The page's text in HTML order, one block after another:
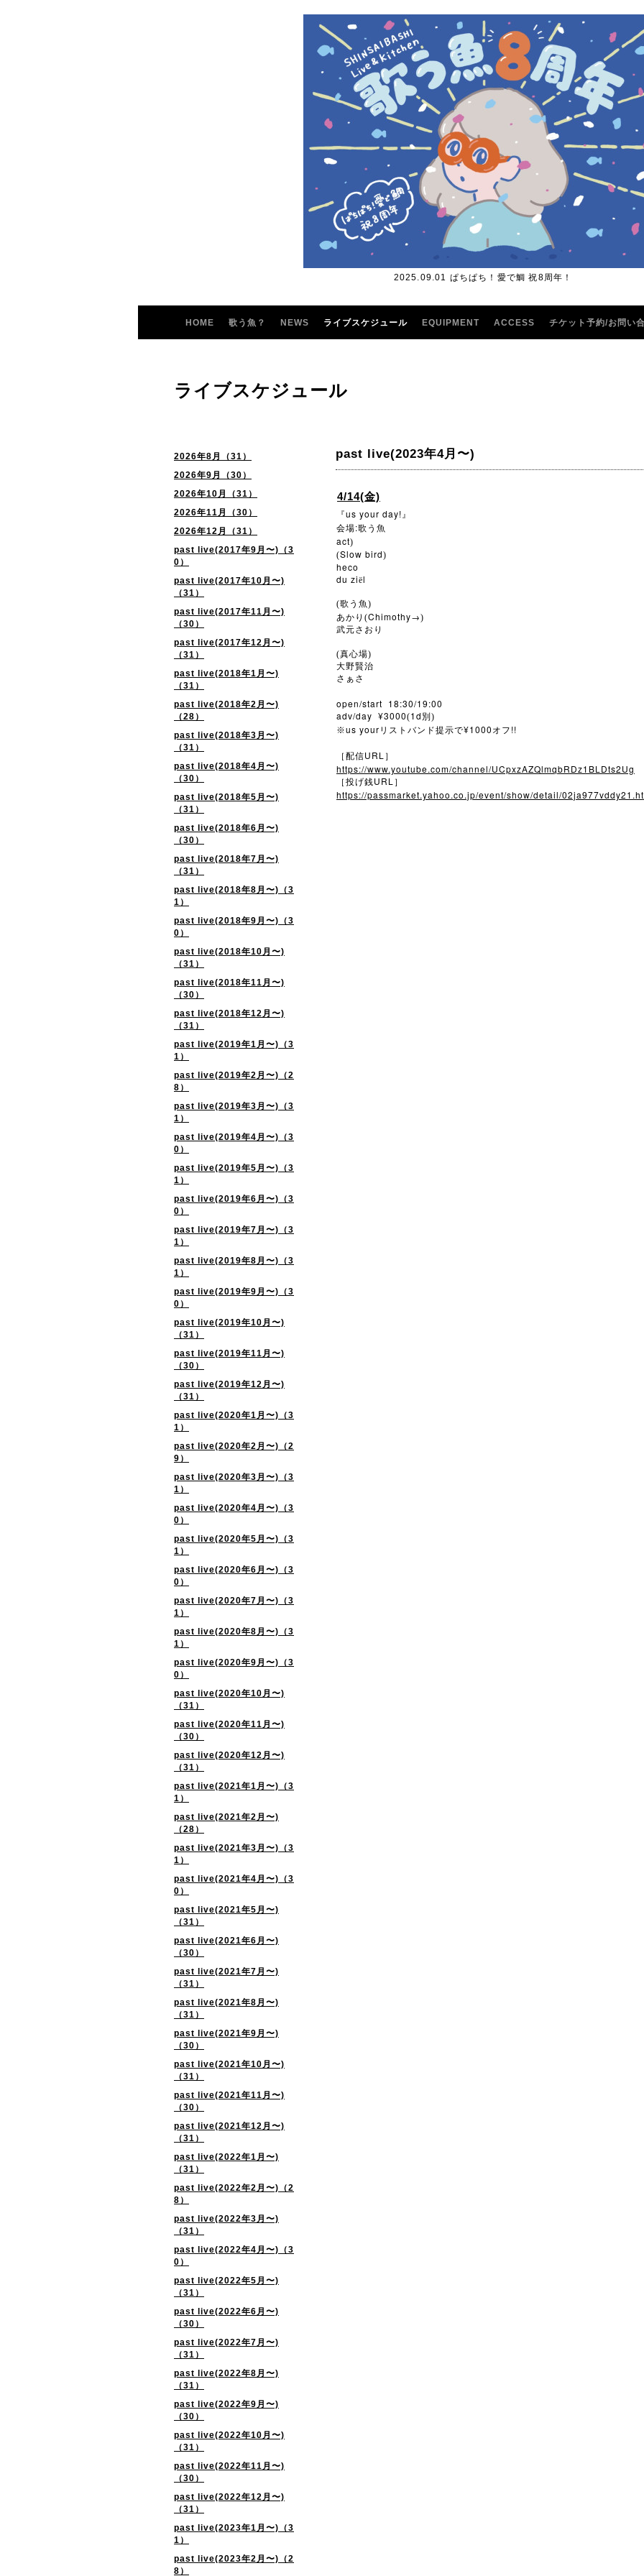
2025.09.01 ぱちぱち！愛で鯛 祝8周年！
HOME 歌う魚？ NEWS ライブスケジュール EQUIPMENT ACCESS チケット予約/お問い
2026年8月（31）
2026年9月（30）
2026年10月（31）
2026年11月（30）
2026年12月（31）
past live(2017年9月〜)（3
0）
past live(2017年10月〜)
（31）
past live(2017年11月〜)
（30）
past live(2017年12月〜)
（31）
past live(2018年1月〜)
（31）
past live(2018年2月〜)
（28）
past live(2018年3月〜)
（31）
past live(2018年4月〜)
（30）
past live(2018年5月〜)
（31）
past live(2018年6月〜)
（30）
past live(2018年7月〜)
（31）
past live(2018年8月〜)（3
1）
past live(2018年9月〜)（3
0）
past live(2018年10月〜)
（31）
past live(2018年11月〜)
（30）
past live(2018年12月〜)
（31）
past live(2019年1月〜)（3
1）
past live(2019年2月〜)（2
8）
past live(2019年3月〜)（3
1）
past live(2019年4月〜)（3
0）
past live(2019年5月〜)（3
1）
past live(2019年6月〜)（3
0）
past live(2019年7月〜)（3
1）
past live(2019年8月〜)（3
1）
past live(2019年9月〜)（3
0）
past live(2019年10月〜)
（31）
past live(2019年11月〜)
（30）
past live(2019年12月〜)
（31）
past live(2020年1月〜)（3
1）
past live(2020年2月〜)（2
9）
past live(2020年3月〜)（3
1）
past live(2020年4月〜)（3
0）
past live(2020年5月〜)（3
1）
past live(2020年6月〜)（3
0）
past live(2020年7月〜)（3
1）
past live(2020年8月〜)（3
1）
past live(2020年9月〜)（3
0）
past live(2020年10月〜)
（31）
past live(2020年11月〜)
（30）
past live(2020年12月〜)
（31）
past live(2021年1月〜)（3
1）
past live(2021年2月〜)
（28）
past live(2021年3月〜)（3
1）
past live(2021年4月〜)（3
0）
past live(2021年5月〜)
（31）
past live(2021年6月〜)
（30）
past live(2021年7月〜)
（31）
past live(2021年8月〜)
（31）
past live(2021年9月〜)
（30）
past live(2021年10月〜)
（31）
past live(2021年11月〜)
（30）
past live(2021年12月〜)
（31）
past live(2022年1月〜)
（31）
past live(2022年2月〜)（2
8）
past live(2022年3月〜)
（31）
past live(2022年4月〜)（3
0）
past live(2022年5月〜)
（31）
past live(2022年6月〜)
（30）
past live(2022年7月〜)
（31）
past live(2022年8月〜)
（31）
past live(2022年9月〜)
（30）
past live(2022年10月〜)
（31）
past live(2022年11月〜)
（30）
past live(2022年12月〜)
（31）
past live(2023年1月〜)（3
1）
past live(2023年2月〜)（2
8）
ライブスケジュール
past live(2023年4月〜)
4/14(金)
『us your day!』
会場:歌う魚
act)
(Slow bird)
heco
du ziёl
(歌う魚)
あかり(Chimothy→)
武元さおり
(真心場)
大野賢治
さぁさ
open/start 18:30/19:00
adv/day ¥3000(1d 別)
※us your リストバンド提示で¥1000 オフ !!
［配信URL ］
https://www.youtube.com/channel/UCpxzAZQlmqbRDz1BLDts2Ug
［投げ銭URL ］
https://passmarket.yahoo.co.jp/event/show/detail/